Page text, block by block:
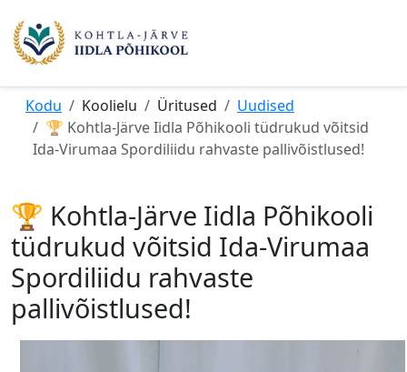
Kodu Koolielu Üritused
Uudised
🏆 Kohtla-Järve Iidla Põhikooli tüdrukud võitsid
Ida-Virumaa Spordiliidu rahvaste pallivõistlused!
🏆 Kohtla-Järve Iidla Põhikooli
tüdrukud võitsid Ida-Virumaa
Spordiliidu rahvaste
pallivõistlused!